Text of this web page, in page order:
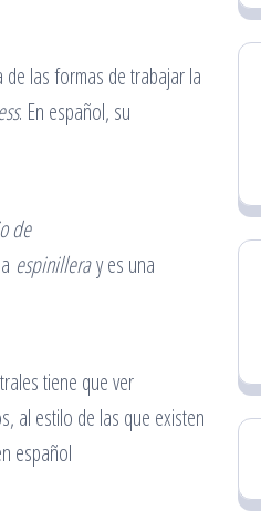
de las formas de trabajar la
. En español, su
de
espinilleray es una
tiene que ver
al estilo de las que existen
español